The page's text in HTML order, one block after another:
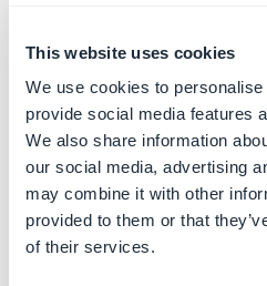
This website uses cookies
We use cookies to
provide social media features
We also share information
our social media, advertising
may combine it with other
provided to them or that
of their services.